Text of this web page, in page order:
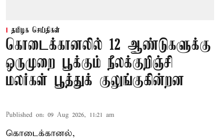
தமிழக செய்திகள்
கொடைக்கானலில் 12 ஆண்டுகளுக்கு
ஒருமுறை பூக்கும் நீலக்குறிஞ்சி
மலர்கள் பூத்துக் குலுங்குகின்றன
Published on: 09 Aug 2026, 11:21 am
கொடைக்கானல்,